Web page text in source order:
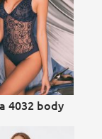
4032 body